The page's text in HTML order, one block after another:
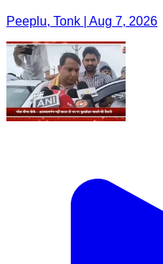
Peeplu, Tonk | Aug 7, 2026